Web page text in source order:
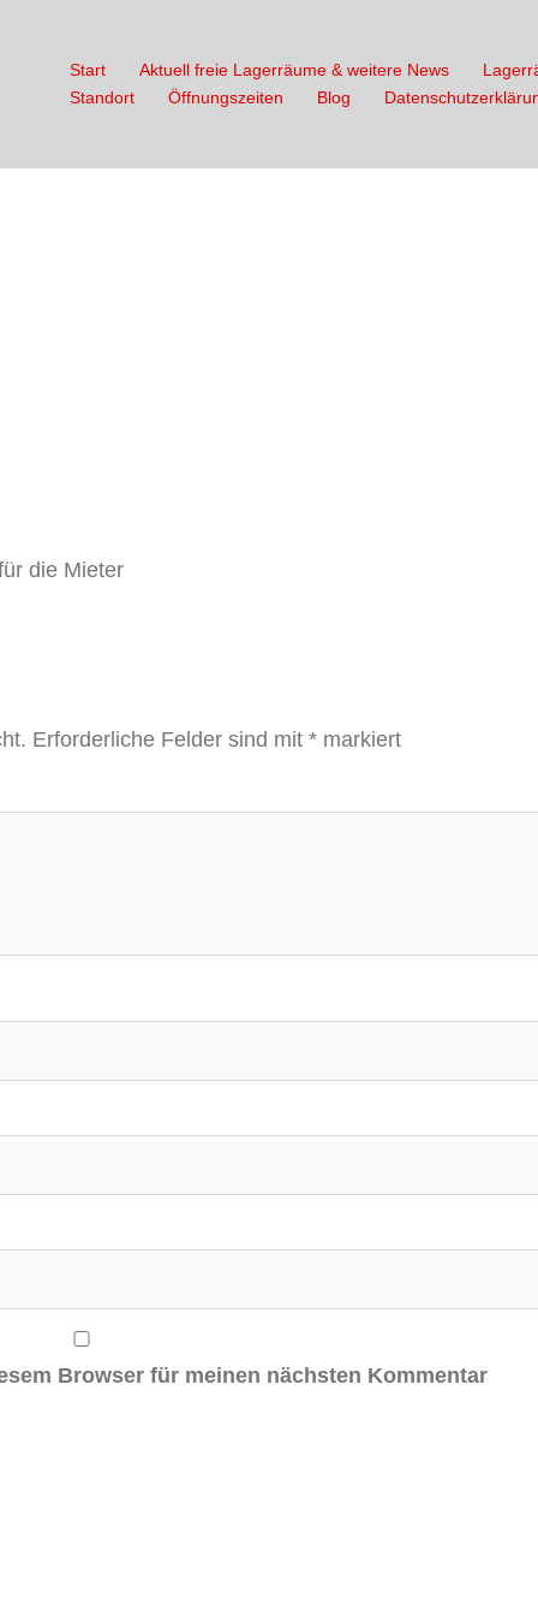
Start Aktuell freie Lagerräume & weitere News
Standort
Öffnungszeiten Blog
die Mieter
Erforderliche Felder sind mit * markiert
Browser für meinen nächsten Kommentar